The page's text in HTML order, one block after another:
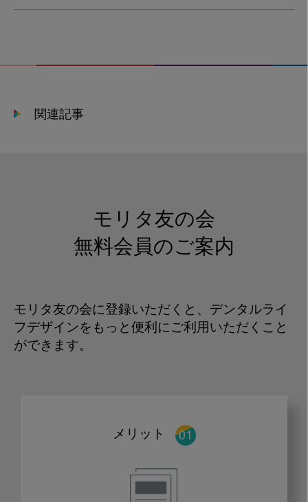
関連記事
モリタ友の会
無料会員のご案内
モリタ友の会に登録いただくと、デンタルライ
フデザインをもっと便利にご利用いただくこと
ができます。
メリット